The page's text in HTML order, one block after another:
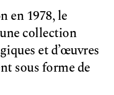
en 1978, le
collection
et d’œuvres
sous forme de